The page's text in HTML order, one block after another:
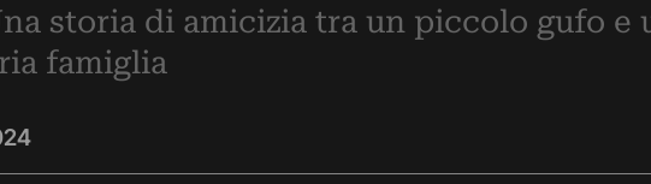
storia di amicizia tra un piccolo gufo e
famiglia